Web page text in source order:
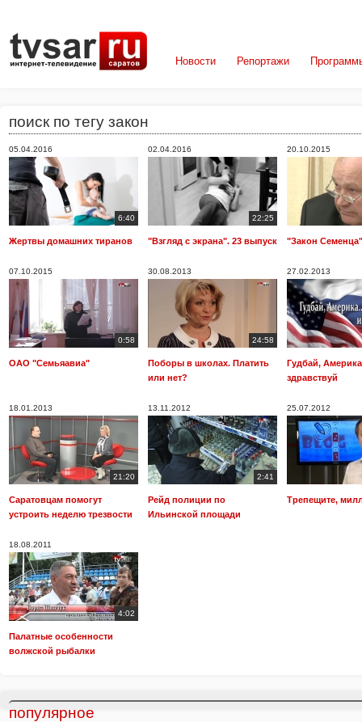
Новости Репортажи
поиск по тегу закон
05.04.2016
6:40
Жертвы домашних тиранов
02.04.2016
22:25
"Взгляд с экрана". 23 выпуск
20.10.2015
"Закон Семенца"
07.10.2015
0:58
ОАО "Семьяавиа"
30.08.2013
24:58
Поборы в школах. Платить
или нет?
27.02.2013
Гудбай,
здравствуй
18.01.2013
21:20
Саратовцам помогут
устроить неделю трезвости
13.11.2012
2:41
Рейд полиции по
Ильинской площади
25.07.2012
Трепещите,
18.08.2011
4:02
Палатные особенности
волжской рыбалки
популярное